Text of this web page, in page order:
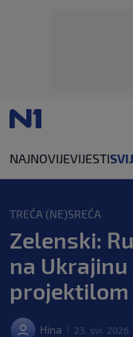
NAJNOVIJEVIJESTI
TREĆA (NE)SREĆA
Zelenski:
na
projektilom
Hina 23. svi. 2026.